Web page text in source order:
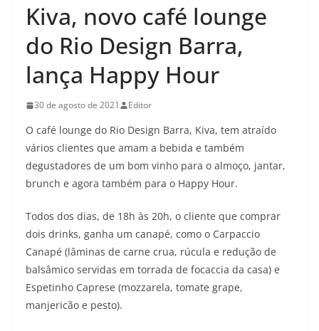
Kiva, novo café lounge
do Rio Design Barra,
lança Happy Hour
30 de agosto de 2021 Editor
O café lounge do Rio Design Barra, Kiva, tem atraído
vários clientes que amam a bebida e também
degustadores de um bom vinho para o almoço, jantar,
brunch e agora também para o Happy Hour.
Todos dos dias, de 18h às 20h, o cliente que comprar
dois drinks, ganha um canapé, como o Carpaccio
Canapé (lâminas de carne crua, rúcula e redução de
balsâmico servidas em torrada de focaccia da casa) e
Espetinho Caprese (mozzarela, tomate grape,
manjericão e pesto).